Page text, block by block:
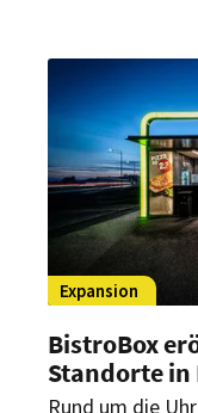
HOGAPAGE
Gilcher über
Expansion
BistroBox
Standorte
Rund um die